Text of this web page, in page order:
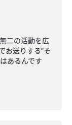
二の活動を広
お送りする”そ
あるんです